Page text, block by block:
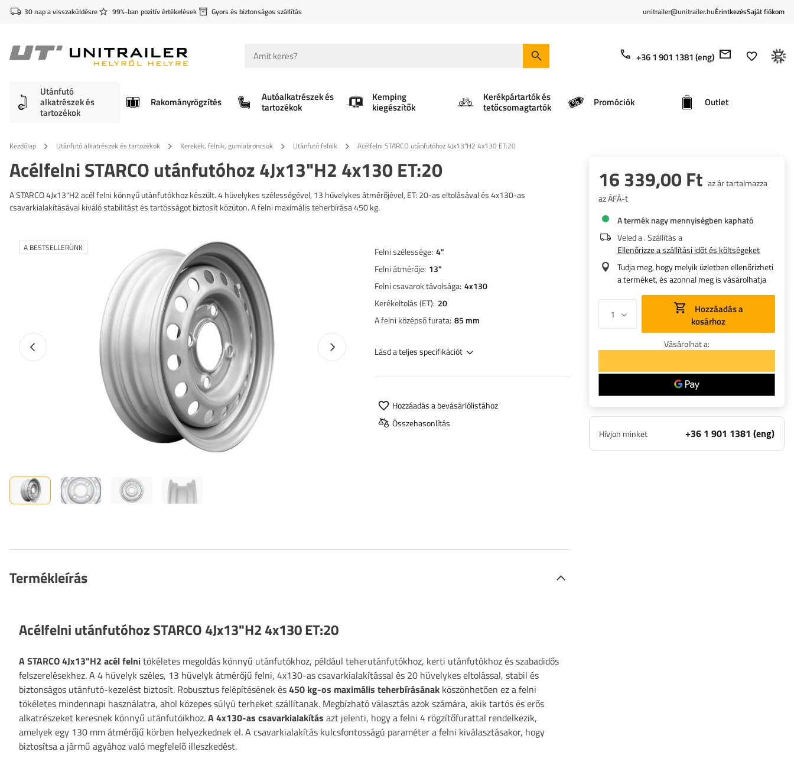
30 nap a visszaküldésre 99%-ban pozitív értékelések Gyors és biztonságos szállítás unitrailer@unitrailer.huÉrintkezésSaját fiókom
+36 1 901 1381 (eng)
Utánfutó
alkatrészek és
tartozékok
Rakományrögzítés Autóalkatrészek és
tartozékok
Kemping
kiegészítők
Kerékpártartók és
tetőcsomagtartók Promóciók Outlet
Kezdőlap Utánfutó alkatrészek és tartozékok Kerekek, felnik, gumiabroncsok Utánfutó felnik Acélfelni STARCO utánfutóhoz 4Jx13"H2 4x130 ET:20
Acélfelni STARCO utánfutóhoz 4Jx13"H2 4x130 ET:20
A STARCO 4Jx13"H2 acél felni könnyű utánfutókhoz készült. 4 hüvelykes szélességével, 13 hüvelykes átmérőjével, ET: 20-as eltolásával és 4x130-as
csavarkialakításával kiváló stabilitást és tartósságot biztosít közúton. A felni maximális teherbírása 450 kg.
Előző fotó Következő fotó
A BESTSELLERÜNK Felni szélessége 4"
Felni átmérője 13"
Felni csavarok távolsága 4x130
Kerékeltolás (ET) 20
A felni középső furata 85 mm
Lásd a teljes specifikációt
Hozzáadás a bevásárlólistához
Összehasonlítás
16 339,00 Ft az ár tartalmazza
az ÁFÁ-t
A termék nagy mennyiségben kapható
Veled a. Szállítás a
Ellenőrizze a szállítási időt és költségeket
Tudja meg, hogy melyik üzletben ellenőrizheti
a terméket, és azonnal meg is vásárolhatja
kosárhoz
Vásárolhat a:
Hívjon minket +36 1 901 1381 (eng)
Termékleírás
Acélfelni utánfutóhoz STARCO 4Jx13"H2 4x130 ET:20
A STARCO 4Jx13"H2 acél felnitökéletes megoldás könnyű utánfutókhoz, például teherutánfutókhoz, kerti utánfutókhoz és szabadidős
felszerelésekhez. A 4 hüvelyk széles, 13 hüvelyk átmérőjű felni, 4x130-as csavarkialakítással és 20 hüvelykes eltolással, stabil és
biztonságos utánfutó-kezelést biztosít. Robusztus felépítésének és450 kg-os maximális teherbírásának köszönhetően ez a felni
tökéletes mindennapi használatra, ahol közepes súlyú terheket szállítanak. Megbízható választás azok számára, akik tartós és erős
alkatrészeket keresnek könnyű utánfutóikhoz.A 4x130-as csavarkialakítás azt jelenti, hogy a felni 4 rögzítőfurattal rendelkezik,
amelyek egy 130 mm átmérőjű körben helyezkednek el. A csavarkialakítás kulcsfontosságú paraméter a felni kiválasztásakor, hogy
biztosítsa a jármű agyához való megfelelő illeszkedést.